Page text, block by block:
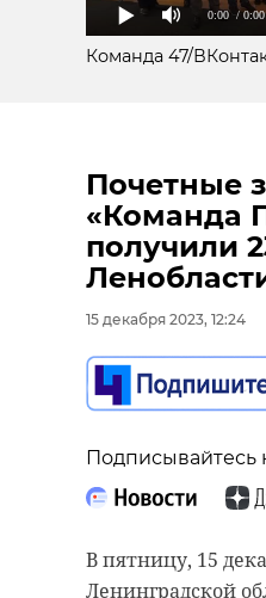
0:00 / 0:00
Команда 47/
Почетные
«Команда
получили
15 декабря 2023, 12:24
Подписывайтесь
В пятницу, 15
Ленинградской